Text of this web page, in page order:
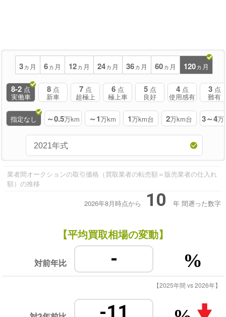
3ヵ月 6ヵ月 12ヵ月 24ヵ月 36ヵ月 60ヵ月 120ヵ月
8-2 点
実働車
8 点
新車
7 点
超極上
6 点
極上車
5 点
良好
4 点
使用感有
3 点
難有
指定なし ～0.5万km ～1万km 1万km台 2万km台 3～4万
業者間オークションの取引価格（買取業者の転売額＝販売業者の仕入れ
額）の推移
2026年8月時点から 10 年 間遡った数字
【平均買取相場の変動】
対前年比 - %
【2025年間 vs 2026年】
-11